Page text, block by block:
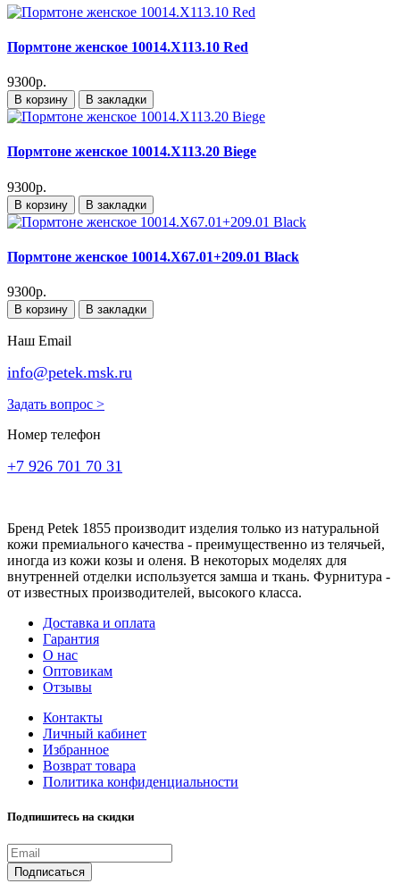
Пормтоне женское 10014.X113.10 Red
9300р.
В корзину В закладки
Пормтоне женское 10014.X113.20 Biege
9300р.
В корзину В закладки
Пормтоне женское 10014.X67.01+209.01 Black
9300р.
В корзину В закладки
Наш Email
info@petek.msk.ru
Задать вопрос >
Номер телефон
+7 926 701 70 31
Бренд Petek 1855 производит изделия только из натуральной
кожи премиального качества - преимущественно из телячьей,
иногда из кожи козы и оленя. В некоторых моделях для
внутренней отделки используется замша и ткань. Фурнитура -
от известных производителей, высокого класса.
Доставка и оплата
Гарантия
О нас
Оптовикам
Отзывы
Контакты
Личный кабинет
Избранное
Возврат товара
Политика конфиденциальности
Подпишитесь на скидки
Подписаться